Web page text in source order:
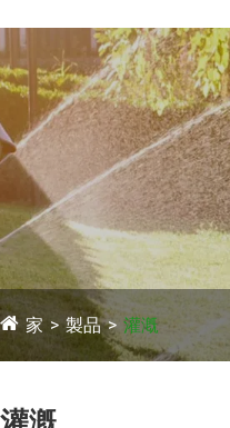
家 製品 灌漑